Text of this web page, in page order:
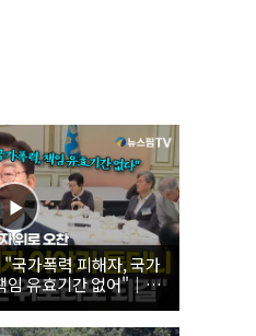
가폭력 피해자, 국가
유효기간 없어"｜
자 위로 오찬